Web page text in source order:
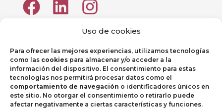
Uso de cookies
Para ofrecer las mejores experiencias, utilizamos tecnologías
como las cookies para almacenar y/o acceder a la
información del dispositivo. El consentimiento para estas
tecnologías nos permitirá procesar datos como el
comportamiento de navegación o identificadores únicos en
este sitio. No otorgar el consentimiento o retirarlo puede
afectar negativamente a ciertas características y funciones.